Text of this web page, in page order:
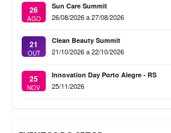
26
AGO
Sun Care Summit
26/08/2026 a 27/08/2026
21
OUT
Clean Beauty Summit
21/10/2026 a 22/10/2026
25
NOV
Innovation Day Porto Alegre - RS
25/11/2026